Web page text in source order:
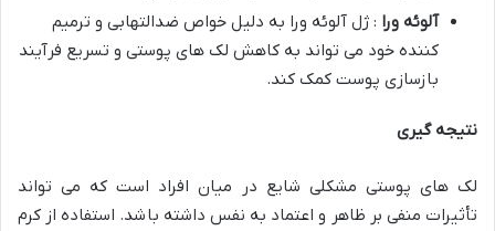
آلوئه ورا : ژل آلوئه ورا به دلیل خواص ضدالتهابی و ترمیم
کننده خود می تواند به کاهش لک های پوستی و تسریع فرآیند
بازسازی پوست کمک کند.
نتیجه گیری
لک های پوستی مشکلی شایع در میان افراد است که می تواند
تأثیرات منفی بر ظاهر و اعتماد به نفس داشته باشد. استفاده از کرم